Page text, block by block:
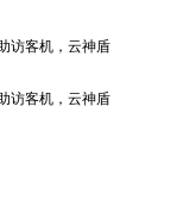
访客机，云神盾
访客机，云神盾